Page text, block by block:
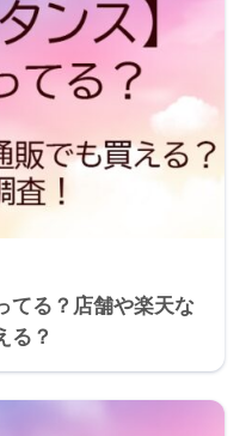
てる？店舗や楽天な
る？